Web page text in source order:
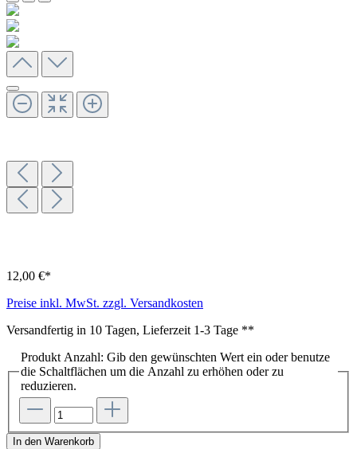
12,00 €*
Preise inkl. MwSt. zzgl. Versandkosten
Versandfertig in 10 Tagen, Lieferzeit 1-3 Tage **
Produkt Anzahl: Gib den gewünschten Wert ein oder benutze
die Schaltflächen um die Anzahl zu erhöhen oder zu
reduzieren.
In den Warenkorb